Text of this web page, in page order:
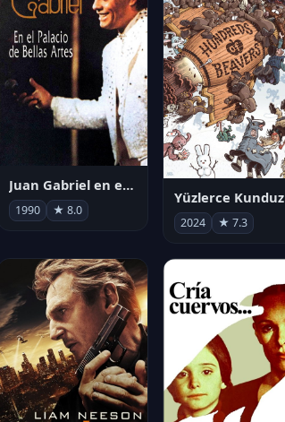
Juan Gabriel en el Palacio de Bellas Artes
1990 ★ 8.0
Yüzlerce Kunduz
2024 ★ 7.3